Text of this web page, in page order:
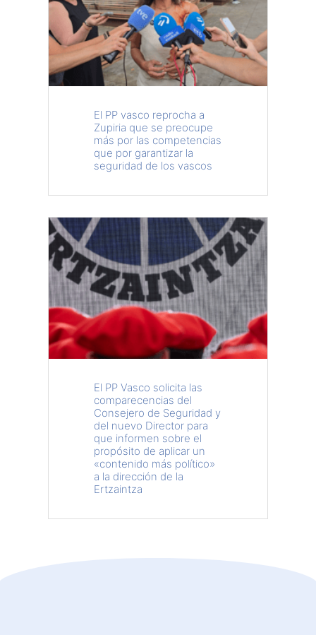
El PP vasco reprocha a
Zupiria que se preocupe
más por las competencias
que por garantizar la
seguridad de los vascos
El PP Vasco solicita las
comparecencias del
Consejero de Seguridad y
del nuevo Director para
que informen sobre el
propósito de aplicar un
«contenido más político»
a la dirección de la
Ertzaintza